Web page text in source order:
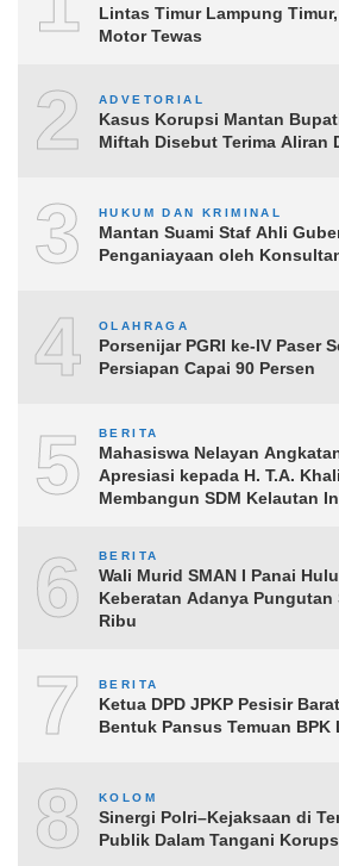
Lintas Timur Lampung
Motor Tewas
2 ADVETORIAL
Kasus Korupsi Mantan
Miftah Disebut Terima Aliran
3 HUKUM DAN KRIMINAL
Mantan Suami Staf Ahli
Penganiayaan oleh
4 OLAHRAGA
Porsenijar PGRI ke-IV Paser
Persiapan Capai 90 Persen
5 BERITA
Mahasiswa Nelayan
Apresiasi kepada H. T.A.
Membangun SDM Kelautan
6 BERITA
Wali Murid SMAN I Panai
Keberatan Adanya Pungutan
Ribu
7 BERITA
Ketua DPD JPKP Pesisir
Bentuk Pansus Temuan BPK
8 KOLOM
Sinergi Polri–Kejaksaan di
Publik Dalam Tangani